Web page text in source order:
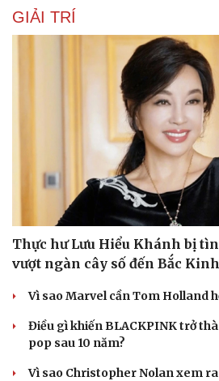
GIẢI TRÍ
Thực hư Lưu Hiểu Khánh bị
vượt ngàn cây số đến Bắc
Vì sao Marvel cần Tom Holland
Điều gì khiến BLACKPINK trở
pop sau 10 năm?
Vì sao Christopher Nolan xem